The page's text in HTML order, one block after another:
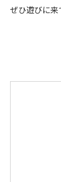
ぜひ遊びに来